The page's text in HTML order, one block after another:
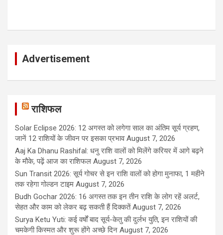
Advertisement
राशिफल
Solar Eclipse 2026: 12 अगस्त को लगेगा साल का अंतिम सूर्य ग्रहण,
जानें 12 राशियों के जीवन पर इसका प्रभाव August 7, 2026
Aaj Ka Dhanu Rashifal: धनु राशि वालों को मिलेंगे करियर में आगे बढ़ने
के मौके, पढ़ें आज का राशिफल August 7, 2026
Sun Transit 2026: सूर्य गोचर से इन राशि वालों को होगा मुनाफा, 1 महीने
तक रहेगा गोल्डन टाइम August 7, 2026
Budh Gochar 2026: 16 अगस्त तक इन तीन राशि के लोग रहें अलर्ट,
सेहत और काम को लेकर बढ़ सकती हैं दिक्कतें August 7, 2026
Surya Ketu Yuti: कई वर्षों बाद सूर्य-केतु की दुर्लभ युति, इन राशियों की
चमकेगी किस्मत और शुरू होंगे अच्छे दिन August 7, 2026